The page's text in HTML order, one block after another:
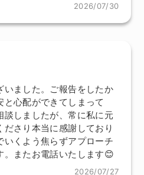
2026/07/30
いました。ご報告をしたか
と心配ができてしまって
談しましたが、常に私に元
さり本当に感謝しており
いくよう焦らずアプローチ
。またお電話いたします😊
2026/07/27